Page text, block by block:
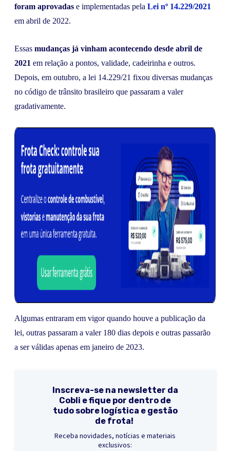
foram aprovadas e implementadas pela Lei nº 14.229/2021
em abril de 2022.
Essas mudanças já vinham acontecendo desde abril de
2021 em relação a pontos, validade, cadeirinha e outros.
Depois, em outubro, a lei 14.229/21 fixou diversas mudanças
no código de trânsito brasileiro que passaram a valer
gradativamente.
Algumas entraram em vigor quando houve a publicação da
lei, outras passaram a valer 180 dias depois e outras passarão
a ser válidas apenas em janeiro de 2023.
Inscreva-se na newsletter da
Cobli e fique por dentro de
tudo sobre logística e gestão
de frota!
Receba novidades, notícias e materiais
exclusivos: